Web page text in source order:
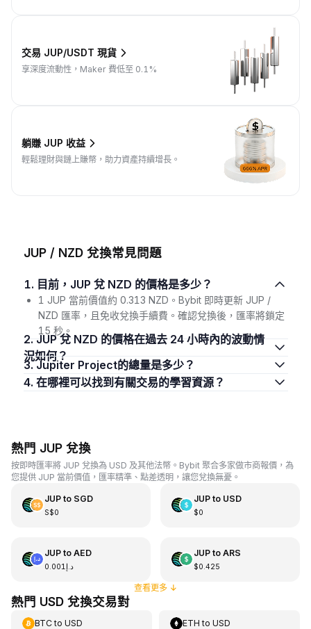
交易 JUP/USDT 現貨
享深度流動性，Maker 費低至 0.1%
躺賺 JUP 收益
輕鬆理財與鏈上賺幣，助力資產持續增長。
JUP / NZD 兌換常見問題
1. 目前，JUP 兌 NZD 的價格是多少？
1 JUP 當前價值約 0.313 NZD。Bybit 即時更新 JUP /
NZD 匯率，且免收兌換手續費。確認兌換後，匯率將鎖定
15 秒。
2. JUP 兌 NZD 的價格在過去 24 小時內的波動情
況如何？
3. Jupiter Project的總量是多少？
4. 在哪裡可以找到有關交易的學習資源？
熱門 JUP 兌換
按即時匯率將 JUP 兌換為 USD 及其他法幣。Bybit 聚合多家做市商報價，為
您提供 JUP 當前價值，匯率精準、點差透明，讓您兌換無憂。
JUPto SGD
S$0
JUPto USD
$0
JUPto AED
د.إ0.001
JUPto ARS
$0.425
查看更多↓
熱門 USD 兌換交易對
BTCto USD ETH toUSD